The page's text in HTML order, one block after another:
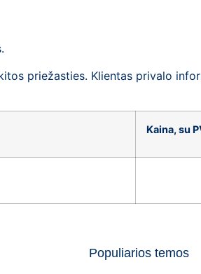
priežasties. Klientas privalo
Kaina, su
Populiarios temos